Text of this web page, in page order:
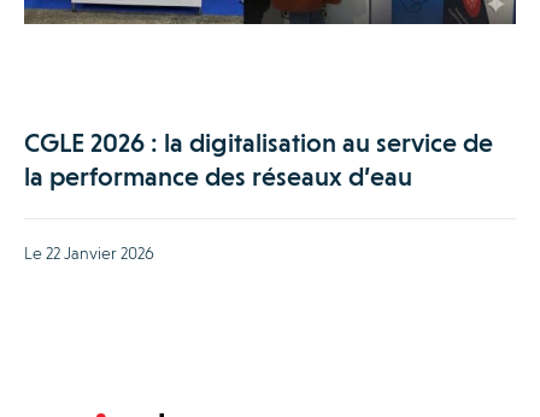
CGLE 2026 : la digitalisation au service de
la performance des réseaux d’eau
Le 22 Janvier 2026